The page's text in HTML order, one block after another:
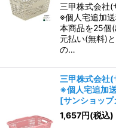
三甲株式会社(
※個人宅追加
本商品を25個
元払い(無料)
の…
三甲株式会社
※個人宅追加
[サンショッ
1,657円(税込)